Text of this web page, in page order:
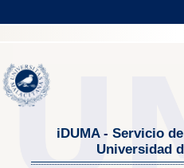
iDUMA - Servicio
Universidad